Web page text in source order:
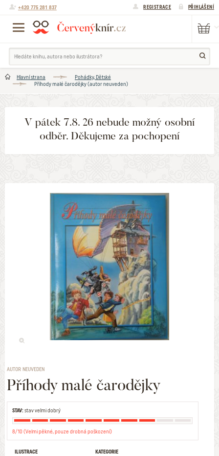
+420 775 281 837 REGISTRACE PŘIHLÁŠENÍ
Hlavní strana
Pohádky, Dětské
Příhody malé čarodějky (autor neuveden)
V pátek 7.8. 26 nebude možný osobní
odběr. Děkujeme za pochopení
AUTOR NEUVEDEN
Příhody malé čarodějky
STAV:stav velmi dobrý
8/10 (Velmi pěkné, pouze drobná poškození)
ILUSTRACE
KATEGORIE